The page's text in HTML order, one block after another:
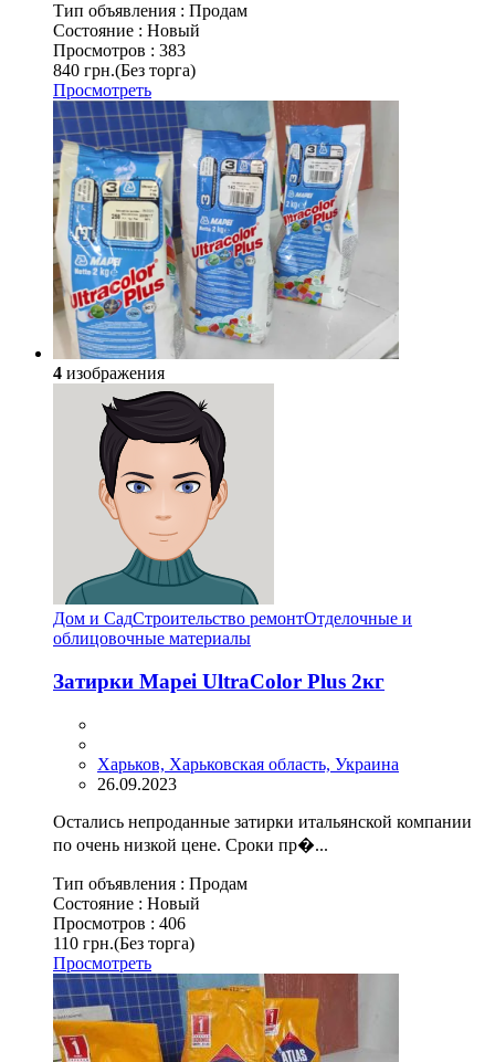
Тип объявления : Продам
Состояние : Новый
Просмотров : 383
840 грн.(Без торга)
Просмотреть
4 изображения
Дом и СадСтроительство ремонтОтделочные и
облицовочные материалы
Затирки Mapei UltraColor Plus 2кг
Харьков, Харьковская область, Украина
26.09.2023
Остались непроданные затирки итальянской компании
по очень низкой цене. Сроки пр�...
Тип объявления : Продам
Состояние : Новый
Просмотров : 406
110 грн.(Без торга)
Просмотреть